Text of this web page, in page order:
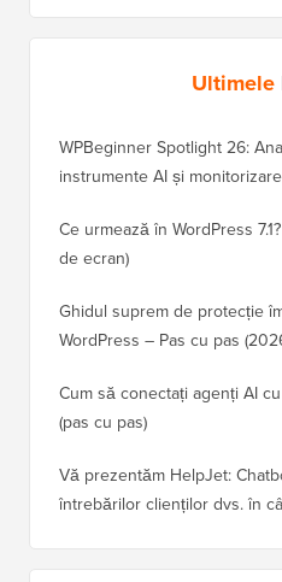
Ultimele
WPBeginner Spotlight 26:
instrumente AI și
Ce urmează în WordPress
de ecran)
Ghidul suprem de protecție
WordPress – Pas cu pas
Cum să conectați agenți AI
(pas cu pas)
Vă prezentăm HelpJet:
întrebărilor clienților dvs. în